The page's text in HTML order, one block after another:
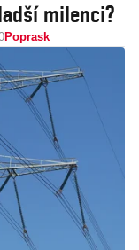
milenci?
Poprask